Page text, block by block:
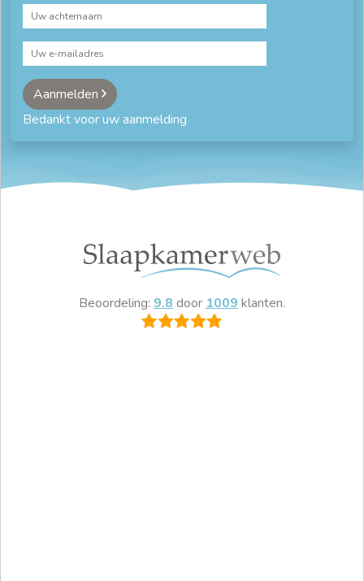
Aanmelden
Bedankt voor uw aanmelding
Beoordeling: 9.8 door 1009 klanten.